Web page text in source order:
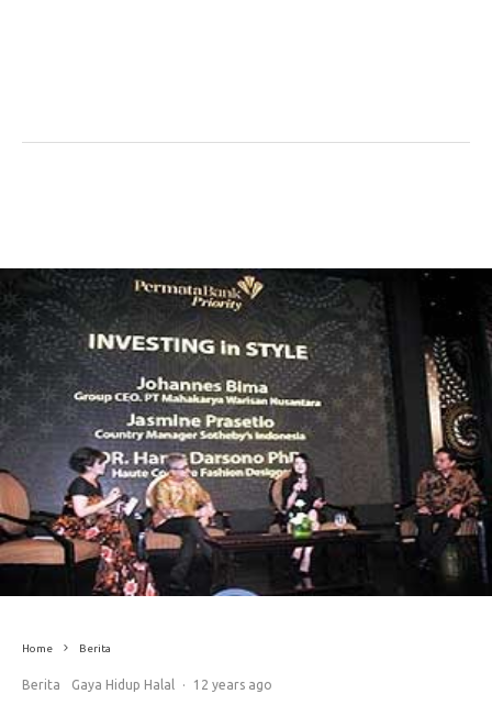
Home Berita
Berita Gaya Hidup Halal · 12 years ago